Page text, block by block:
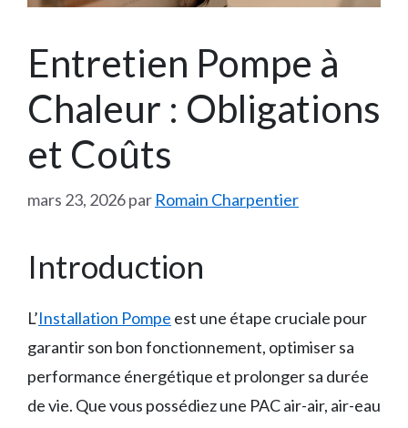
Entretien Pompe à
Chaleur : Obligations
et Coûts
mars 23, 2026par Romain Charpentier
Introduction
L’Installation Pompe est une étape cruciale pour
garantir son bon fonctionnement, optimiser sa
performance énergétique et prolonger sa durée
de vie. Que vous possédiez une PAC air-air, air-eau